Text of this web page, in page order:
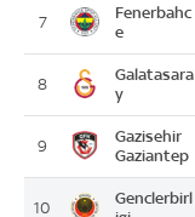
7
Fenerbahc
e
8
Galatasara
y
9
Gazisehir
Gaziantep
10
Genclerbirl